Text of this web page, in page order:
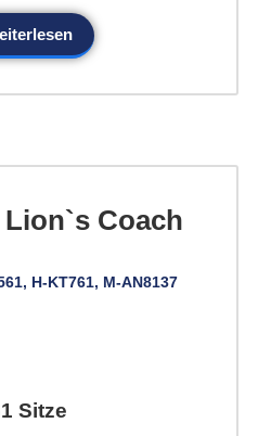
Lion`s Coach
H-KT761, M-AN8137
Sitze